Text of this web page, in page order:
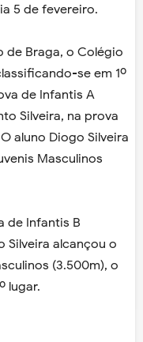
5 de fevereiro.
Braga, o Colégio
se em 1º
de Infantis A
Silveira, na prova
aluno Diogo Silveira
Masculinos
de Infantis B
Silveira alcançou o
(3.500m), o
lugar.